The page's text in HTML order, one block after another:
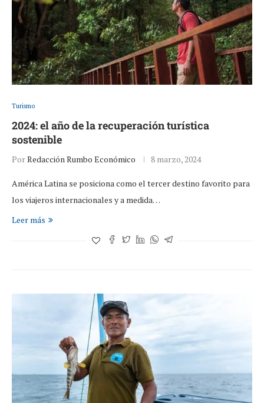
Turismo
2024: el año de la recuperación turística
sostenible
PorRedacción Rumbo Económico 8 marzo, 2024
América Latina se posiciona como el tercer destino favorito para
los viajeros internacionales y a medida…
Leer más